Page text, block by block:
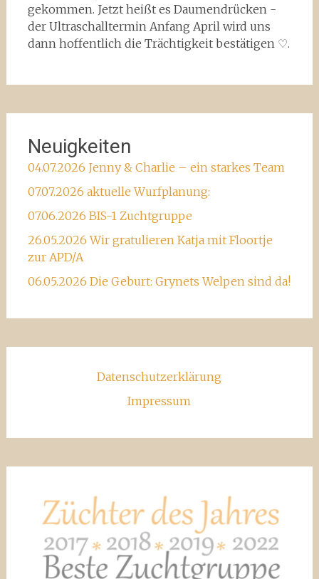
gekommen. Jetzt heißt es Daumendrücken -
der Ultraschalltermin Anfang April wird uns
dann hoffentlich die Trächtigkeit bestätigen ♡.
Neuigkeiten
04.07.2026 Jenny & Charlie – ein starkes Team
07.07.2026 aktuelle Wurfplanung:
07.06.2026 BIS-1 Zuchtgruppe
26.05.2026 Wir gratulieren Katja mit Floortje
zur APD/A
06.05.2026 Die Geburt: Grynets Welpen sind da!
Datenschutzerklärung
Impressum